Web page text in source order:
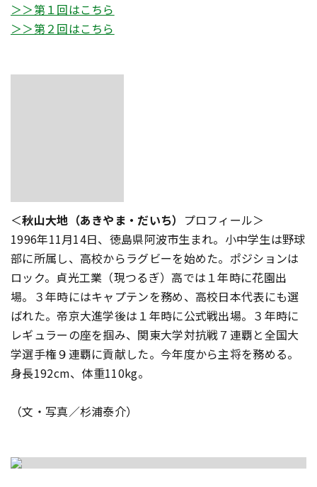
＞＞第１回はこちら
＞＞第２回はこちら
＜秋山大地（あきやま・だいち） プロフィール＞
1996年11月14日、徳島県阿波市生まれ。小中学生は野球
部に所属し、高校からラグビーを始めた。ポジションは
ロック。貞光工業（現つるぎ）高では１年時に花園出
場。３年時にはキャプテンを務め、高校日本代表にも選
ばれた。帝京大進学後は１年時に公式戦出場。３年時に
レギュラーの座を掴み、関東大学対抗戦７連覇と全国大
学選手権９連覇に貢献した。今年度から主将を務める。
身長192cm、体重110kg。
（文・写真／杉浦泰介）